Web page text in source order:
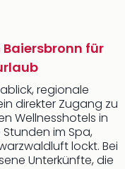
Baiersbronn für
regionale
direkter Zugang zu
Wellnesshotels in
im Spa,
lockt. Bei
Unterkünfte, die